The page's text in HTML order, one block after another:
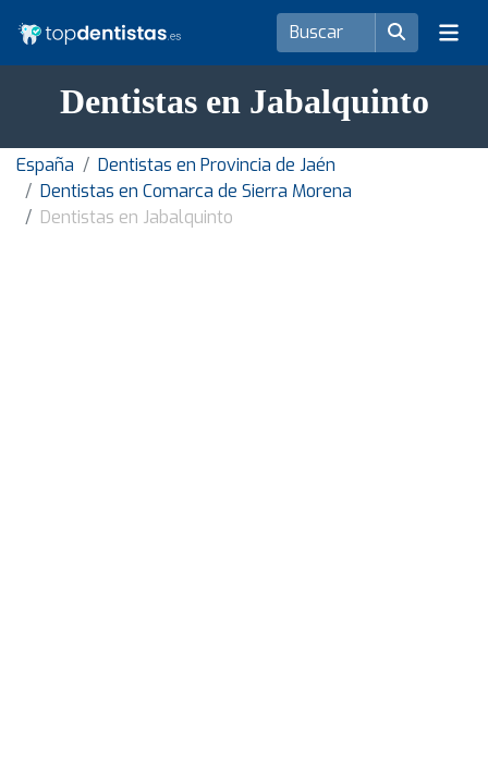
Dentistas en Jabalquinto
España
Dentistas en Provincia de Jaén
Dentistas en Comarca de Sierra Morena
Dentistas en Jabalquinto